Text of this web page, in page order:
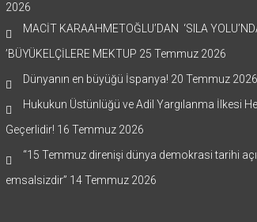
2026
MACİT KARAAHMETOĞLU’DAN ‘SILA
’BÜYÜKELÇİLERE MEKTUP 25 Temmuz 2026
Dünyanın en büyüğü İspanya! 20 Temmuz 2026
Hukukun Üstünlüğü ve Adil Yargılanma İlkesi
Geçerlidir! 16 Temmuz 2026
“15 Temmuz direnişi dünya demokrasi tarihi
emsalsizdir” 14 Temmuz 2026